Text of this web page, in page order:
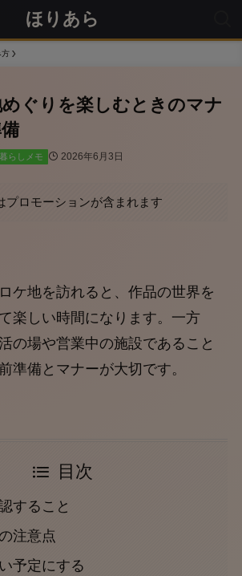
ほりあら
方
めぐりを楽しむときのマナ
暮らしメモ 2026年6月3日
プロモーションが含まれます
ケ地を訪れると、作品の世界を
楽しい時間になります。一方
の場や営業中の施設であること
準備とマナーが大切です。
目次
すること
注意点
予定にする